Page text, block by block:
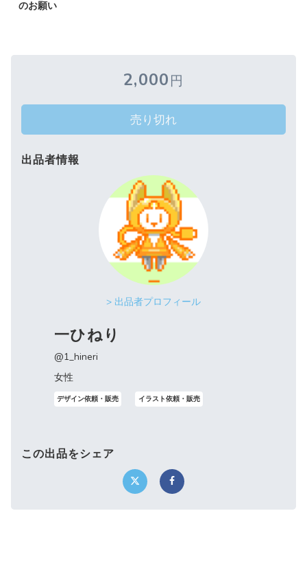
のお願い
2,000円
売り切れ
出品者情報
> 出品者プロフィール
一ひねり
@1_hineri
女性
デザイン依頼・販売 イラスト依頼・販売
この出品をシェア